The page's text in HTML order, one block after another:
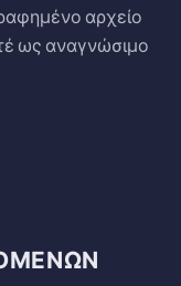
αρχείο
ως αναγνώσιμο